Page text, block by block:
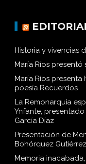
Historia y vivencias
María Ríos
María Ríos
poesía Recuerdos
La Remonarquía
Ynfante,
García Díaz
Presentación de
Bohórquez Gutiérrez
Memoria